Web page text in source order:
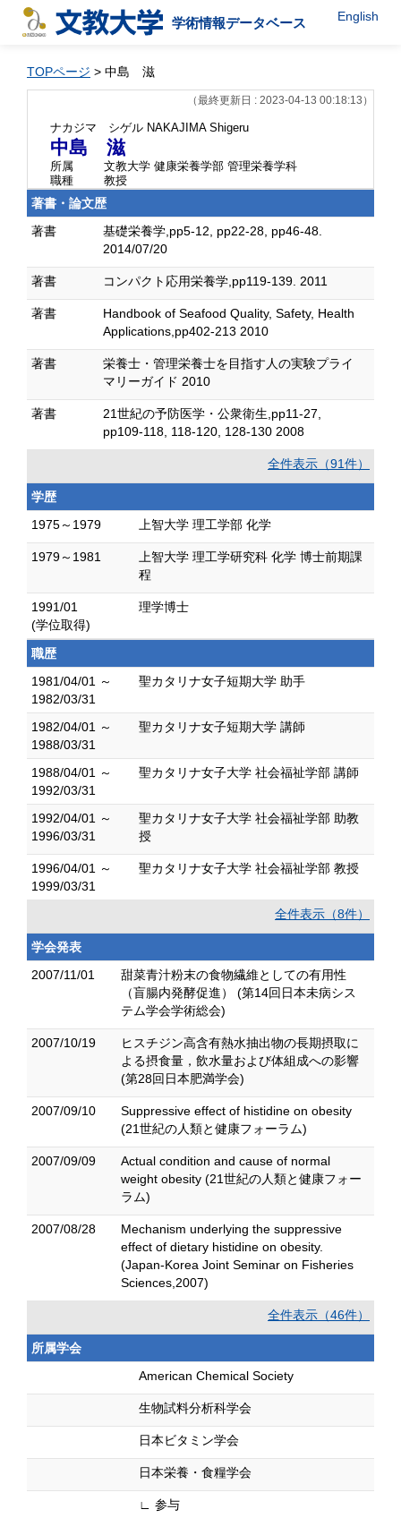
学術情報データベース English
TOPページ > 中島 滋
（最終更新日 : 2023-04-13 00:18:13）
ナカジマ シゲル NAKAJIMA Shigeru
中島 滋
所属
文教大学 健康栄養学部 管理栄養学科
職種
教授
著書・論文歴
著書
基礎栄養学,pp5-12, pp22-28, pp46-48.
2014/07/20
著書 コンパクト応用栄養学,pp119-139. 2011
著書
Handbook of Seafood Quality, Safety, Health
Applications,pp402-213 2010
著書
栄養士・管理栄養士を目指す人の実験プライ
マリーガイド 2010
著書
21世紀の予防医学・公衆衛生,pp11-27,
pp109-118, 118-120, 128-130 2008
全件表示（91件）
学歴
1975～1979
上智大学 理工学部 化学
1979～1981
上智大学 理工学研究科 化学 博士前期課
程
1991/01
(学位取得)
理学博士
職歴
1981/04/01 ～
1982/03/31
聖カタリナ女子短期大学 助手
1982/04/01 ～
1988/03/31
聖カタリナ女子短期大学 講師
1988/04/01 ～
1992/03/31
聖カタリナ女子大学 社会福祉学部 講師
1992/04/01 ～
1996/03/31
聖カタリナ女子大学 社会福祉学部 助教
授
1996/04/01 ～
1999/03/31
聖カタリナ女子大学 社会福祉学部 教授
全件表示（8件）
学会発表
2007/11/01
甜菜青汁粉末の食物繊維としての有用性
（盲腸内発酵促進） (第14回日本未病シス
テム学会学術総会)
2007/10/19
ヒスチジン高含有熱水抽出物の長期摂取に
よる摂食量，飲水量および体組成への影響
(第28回日本肥満学会)
2007/09/10
Suppressive effect of histidine on obesity
(21世紀の人類と健康フォーラム)
2007/09/09
Actual condition and cause of normal
weight obesity (21世紀の人類と健康フォー
ラム)
2007/08/28
Mechanism underlying the suppressive
effect of dietary histidine on obesity.
(Japan-Korea Joint Seminar on Fisheries
Sciences,2007)
全件表示（46件）
所属学会
American Chemical Society
生物試料分析科学会
日本ビタミン学会
日本栄養・食糧学会
∟ 参与